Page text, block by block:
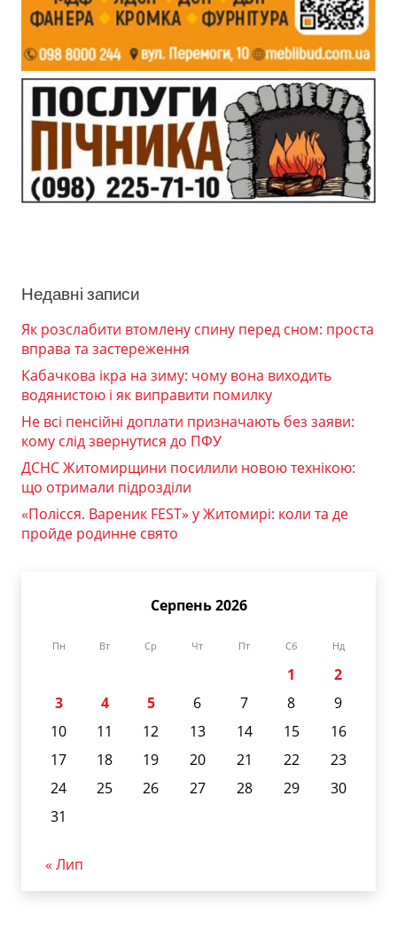
Недавні записи
Як розслабити втомлену спину перед сном: проста
вправа та застереження
Кабачкова ікра на зиму: чому вона виходить
водянистою і як виправити помилку
Не всі пенсійні доплати призначають без заяви:
кому слід звернутися до ПФУ
ДСНС Житомирщини посилили новою технікою:
що отримали підрозділи
«Полісся. Вареник FEST» у Житомирі: коли та де
пройде родинне свято
Серпень 2026
Пн Вт Ср Чт Пт Сб Нд
1
2
3
4 5 6 7 8
9
10
11 12 13 14 15
16
17
18 19 20 21 22
23
24
25 26 27 28 29
30
31
« Лип